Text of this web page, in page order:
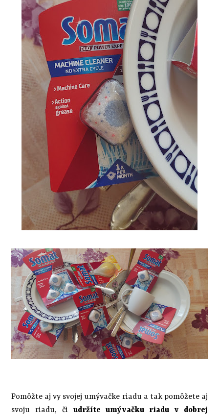
Pomôžte aj vy svojej umývačke riadu a tak pomôžete aj
svoju riadu, čiudržíte umývačku riadu v dobrej